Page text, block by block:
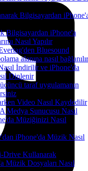
Bilgisayardan
Bilgisayardan iPhone'a
Nasıl Yapılır
Bluesound
alanına nasıl bağlanılır
İndirilir ve iPhone'da
Dinlenir
taraf uygulamanın
Video Nasıl Kaydedilir
Medya Sunucusu Nasıl
Müziğinizi Nasıl
iPhone'da Müzik Nasıl
Drive Kullanarak
Müzik Dosyaları Nasıl